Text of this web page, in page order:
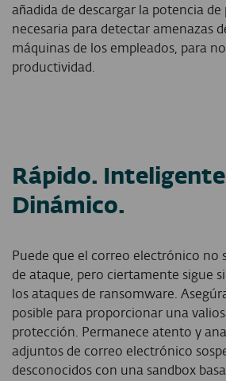
añadida de descargar la potencia
necesaria para detectar amenazas
máquinas de los empleados, para
productividad.
Rápido.
Dinámico.
Puede que el correo electrónico no
de ataque, pero ciertamente sigue
los ataques de ransomware.
posible para proporcionar una
protección. Permanece atento y
adjuntos de correo electrónico
desconocidos con una sandbox